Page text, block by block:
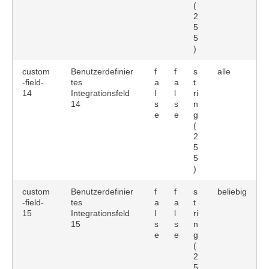
(
2
5
5
)
custom
-field-
14
Benutzerdefinier
tes
Integrationsfeld
14
f
a
l
s
e
f
a
l
s
e
s
t
ri
n
g
(
2
5
5
)
alle
custom
-field-
15
Benutzerdefinier
tes
Integrationsfeld
15
f
a
l
s
e
f
a
l
s
e
s
t
ri
n
g
(
2
beliebig